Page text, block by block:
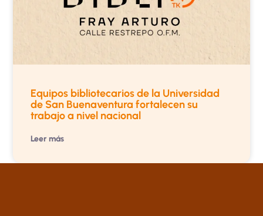
Equipos bibliotecarios de la Universidad
de San Buenaventura fortalecen su
trabajo a nivel nacional
Leer más